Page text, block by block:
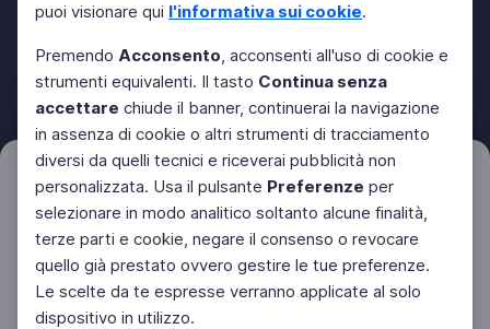
puoi visionare qui l'informativa sui cookie.
Premendo Acconsento, acconsenti all'uso di cookie e
strumenti equivalenti. Il tasto Continua senza
accettare chiude il banner, continuerai la navigazione
in assenza di cookie o altri strumenti di tracciamento
diversi da quelli tecnici e riceverai pubblicità non
personalizzata. Usa il pulsante Preferenze per
selezionare in modo analitico soltanto alcune finalità,
terze parti e cookie, negare il consenso o revocare
quello già prestato ovvero gestire le tue preferenze.
Le scelte da te espresse verranno applicate al solo
dispositivo in utilizzo.
Filtri Azzera